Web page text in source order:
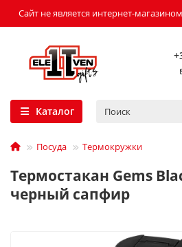
Сайт не является интернет-
Каталог
Посуда Термокружки
Термостакан Gems
черный сапфир